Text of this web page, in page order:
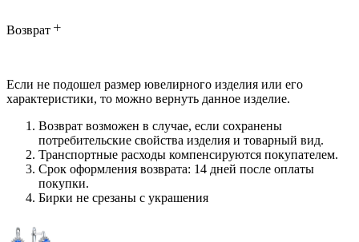
Возврат
Если не подошел размер ювелирного изделия или его
характеристики, то можно вернуть данное изделие.
Возврат возможен в случае, если сохранены
потребительские свойства изделия и товарный вид.
Транспортные расходы компенсируются покупателем.
Срок оформления возврата: 14 дней после оплаты
покупки.
Бирки не срезаны с украшения